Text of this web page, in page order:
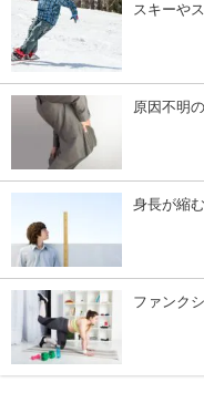
スキーや
原因不明
身長が縮
ファンク